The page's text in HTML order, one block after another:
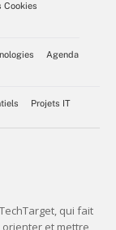
Cookies
Agenda
Projets IT